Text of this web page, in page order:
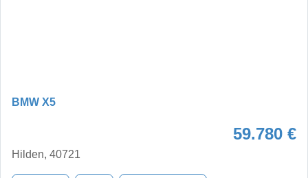
BMW X5
59.780 €
Hilden, 40721